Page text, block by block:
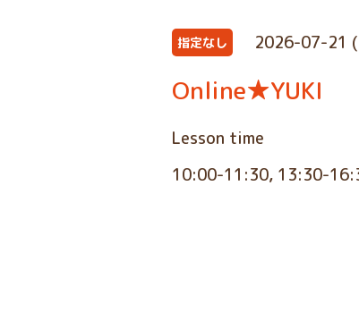
指定なし 2026-07-21
Online★YUKI
Lesson time
10:00-11:30, 13:30-